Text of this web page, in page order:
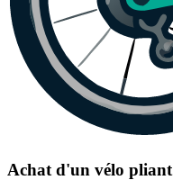
Achat d'un vélo pliant